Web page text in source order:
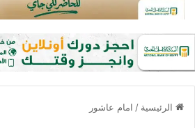
الرئيسية / امام عاشور